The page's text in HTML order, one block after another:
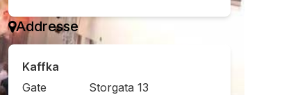
Addresse
Kaffka
Gate
Storgata 13